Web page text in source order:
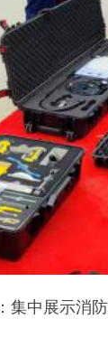
消防救援装备
备，并面
应急工作的